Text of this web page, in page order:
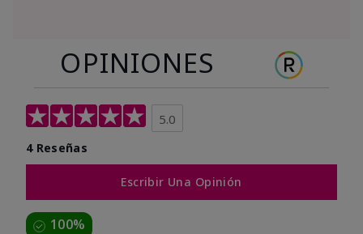
OPINIONES
5.0
4 Reseñas
Escribir Una Opinión
100%